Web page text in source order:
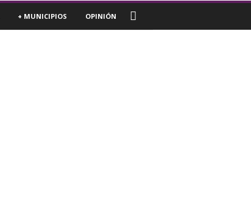
+ MUNICIPIOS OPINIÓN